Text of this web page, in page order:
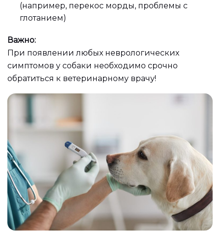
(например, перекос морды, проблемы с
глотанием)
Важно:
При появлении любых неврологических
симптомов у собаки необходимо срочно
обратиться к ветеринарному врачу!